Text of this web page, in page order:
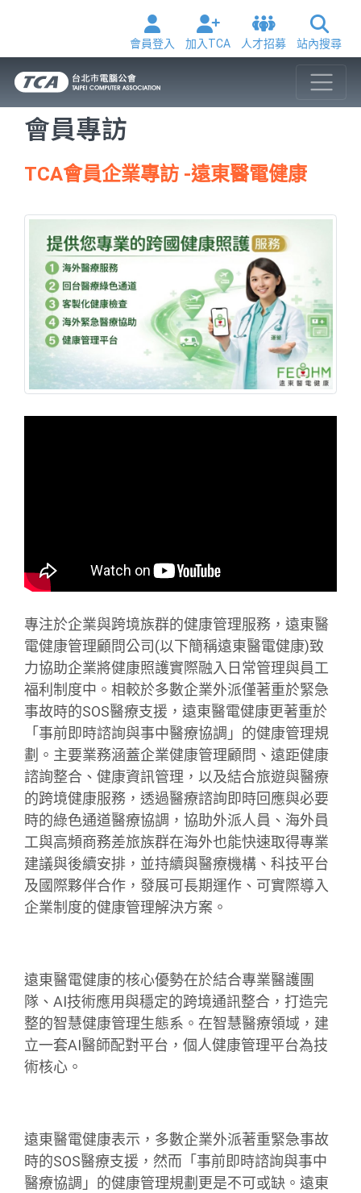
會員登入 加入TCA 人才招募 站內搜尋
會員專訪
TCA會員企業專訪 -遠東醫電健康
專注於企業與跨境族群的健康管理服務，遠東醫
電健康管理顧問公司(以下簡稱遠東醫電健康)致
力協助企業將健康照護實際融入日常管理與員工
福利制度中。相較於多數企業外派僅著重於緊急
事故時的SOS醫療支援，遠東醫電健康更著重於
「事前即時諮詢與事中醫療協調」的健康管理規
劃。主要業務涵蓋企業健康管理顧問、遠距健康
諮詢整合、健康資訊管理，以及結合旅遊與醫療
的跨境健康服務，透過醫療諮詢即時回應與必要
時的綠色通道醫療協調，協助外派人員、海外員
工與高頻商務差旅族群在海外也能快速取得專業
建議與後續安排，並持續與醫療機構、科技平台
及國際夥伴合作，發展可長期運作、可實際導入
企業制度的健康管理解決方案。
遠東醫電健康的核心優勢在於結合專業醫護團
隊、AI技術應用與穩定的跨境通訊整合，打造完
整的智慧健康管理生態系。在智慧醫療領域，建
立一套AI醫師配對平台，個人健康管理平台為技
術核心。
遠東醫電健康表示，多數企業外派著重緊急事故
時的SOS醫療支援，然而「事前即時諮詢與事中
醫療協調」的健康管理規劃更是不可或缺。遠東